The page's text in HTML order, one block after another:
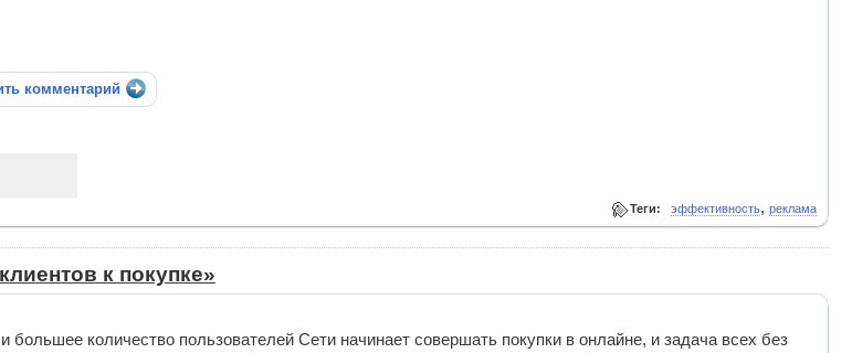
комментарий
Теги: эффективность, реклама
к покупке»
большее количество пользователей Сети начинает совершать покупки в онлайне, и задача всех без